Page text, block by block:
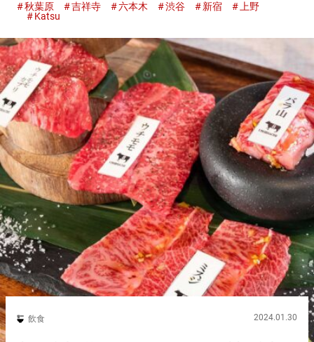
プルですが、実は多彩なバリエーションがあります。 地域によ
って独自の...
秋葉原 吉祥寺 六本木 渋谷 新宿
上野
Katsu
飲食 2024.01.30